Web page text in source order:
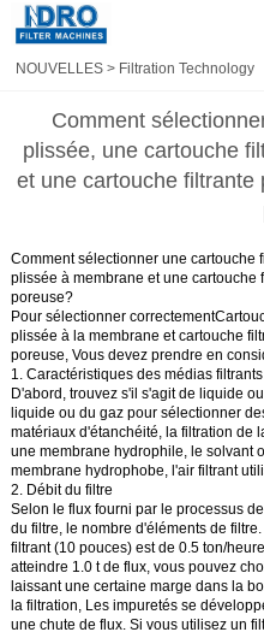
NOUVELLES > Filtration Technology
Comment
plissée, une cartouche
et une cartouche filtrante
Comment sélectionner une cartouche
plissée à membrane et une
poreuse?
Pour sélectionner correctement
plissée à la membrane et cartouche
poreuse , Vous devez prendre en
1. Caractéristiques des médias filtrants
D'abord, trouvez s'il s'agit de liquide
liquide ou du gaz pour sélectionner
matériaux d'étanchéité, la filtration de
une membrane hydrophile, le solvant
membrane hydrophobe, l'air filtrant
2. Débit du filtre
Selon le flux fourni par le processus
du filtre, le nombre d'éléments de
filtrant (10 pouces) est de 0.5 ton/
atteindre 1.0 t de flux, vous pouvez
laissant une certaine marge dans la
la filtration, Les impuretés se
une chute de flux. Si vous utilisez un